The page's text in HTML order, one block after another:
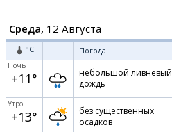
Среда, 12 Августа
°C Погода
Ночь
+11°
небольшой ливневый
дождь
Утро
+13°
без существенных
осадков